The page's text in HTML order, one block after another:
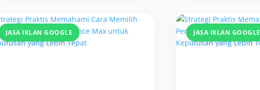
JASA IKLAN GOOGLE JASA IKLAN GOOGLE